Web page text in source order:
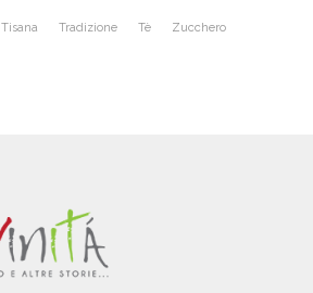
Tisana Tradizione Tè Zucchero